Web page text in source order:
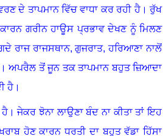
ਦੇ ਤਾਪਮਾਨ ਵਿੱਚ ਵਾਧਾ ਕਰ ਰਹੀ ਹੈ। ਰੁੱਖ
ਗਰੀਨ ਹਾਊਸ ਪ੍ਰਭਾਵ ਦੇਖਣ ਨੂੰ ਮਿਲਣ
ਰਾਜ ਰਾਜਸਥਾਨ,ਗੁਜਰਾਤ,ਹਰਿਆਣਾ ਨਾਲੋਂ
ਅਪਰੈਲ ਤੋਂ ਜੂਨ ਤਕ ਤਾਪਮਾਨ ਬਹੁਤ ਜ਼ਿਆਦਾ
ਹੈ ।
ਜੇਕਰ ਝੋਨਾ ਲਾਉਣਾ ਬੰਦ ਨਾ ਕੀਤਾ ਤਾਂ ਇਹ
ਹੋਣ ਕਾਰਨ ਧਰਤੀ ਦਾ ਬਹੁਤ ਵੱਡਾ ਹਿੱਸਾ